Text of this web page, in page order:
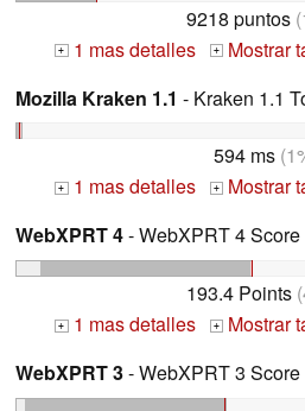
9218 puntos
+ 1 mas detalles +
Mostrar
Mozilla Kraken 1.1 - Kraken 1.1
594 ms
+ 1 mas detalles +
Mostrar
WebXPRT 4- WebXPRT 4 Score
193.4 Points
+ 1 mas detalles +
Mostrar
WebXPRT 3- WebXPRT 3 Score